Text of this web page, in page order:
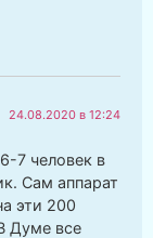
24.08.2020 в 12:24
7 человек в
Сам аппарат
эти 200
Думе все